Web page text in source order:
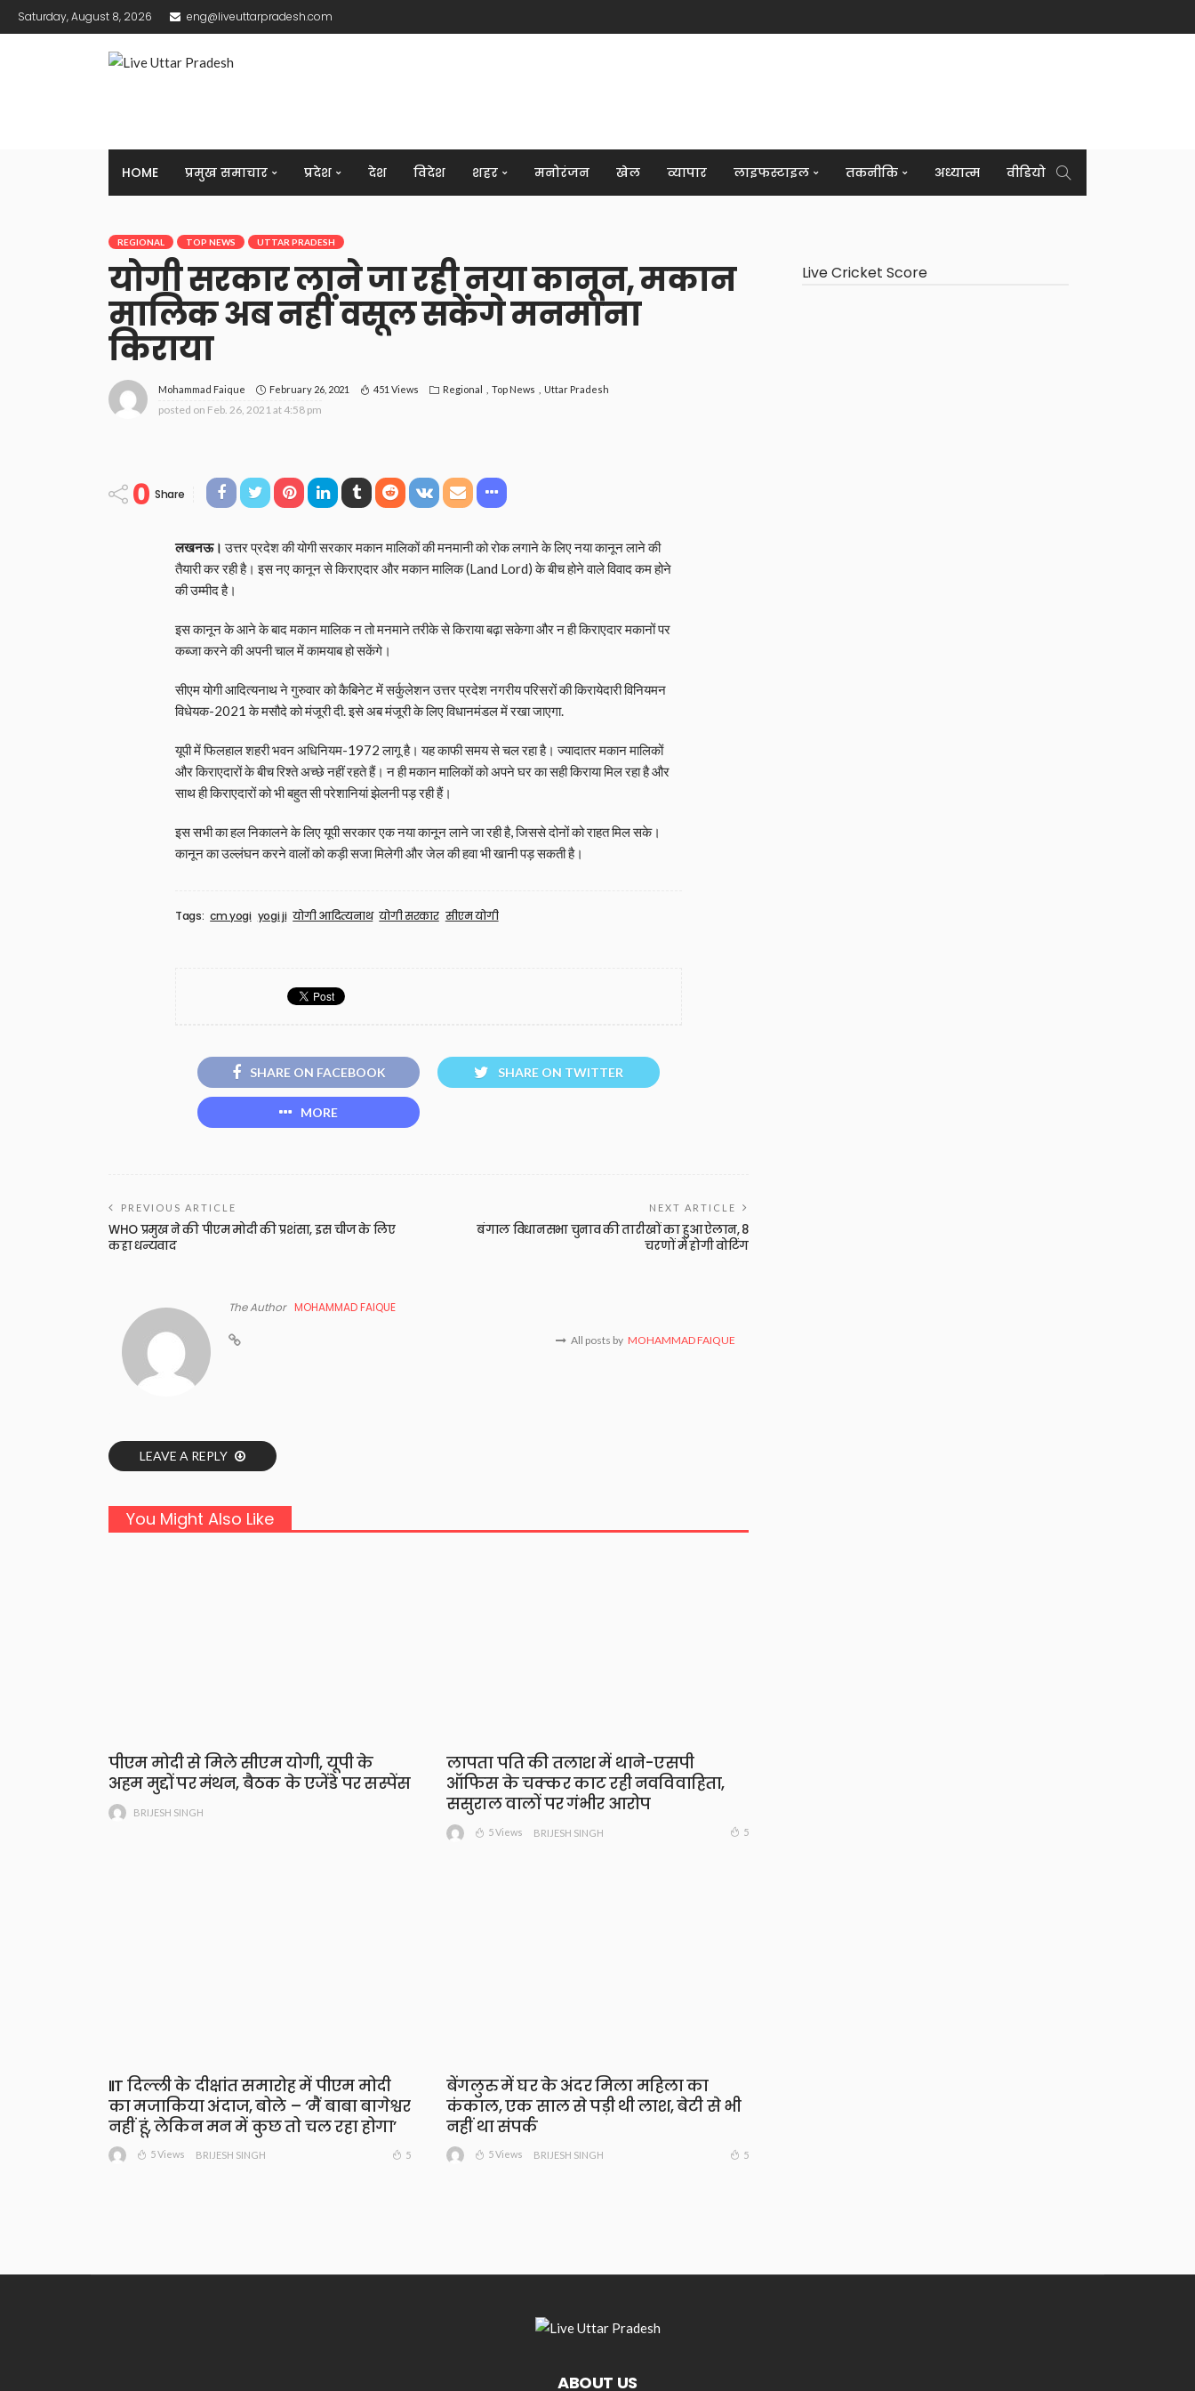
Saturday, August 8, 2026 eng@liveuttarpradesh.com
HOME प्रमुख समाचार प्रदेश देश विदेश शहर मनोरंजन खेल व्यापार लाइफस्टाइल तकनीकि अध्यात्म वीडियो
REGIONAL TOP NEWS UTTAR PRADESH
योगी सरकार लाने जा रही नया कानून, मकान
मालिक अब नहीं वसूल सकेंगे मनमाना
किराया
Mohammad Faique February 26, 2021 451 Views Regional Top News Uttar Pradesh
posted on Feb. 26, 2021 at 4:58 pm
0 Share
लखनऊ। उत्तर प्रदेश की योगी सरकार मकान मालिकों की मनमानी को रोक लगाने के लिए नया कानून लाने की
तैयारी कर रही है। इस नए कानून से किराएदार और मकान मालिक (Land Lord) के बीच होने वाले विवाद कम होने
की उम्मीद है।
इस कानून के आने के बाद मकान मालिक न तो मनमाने तरीके से किराया बढ़ा सकेगा और न ही किराएदार मकानों पर
कब्जा करने की अपनी चाल में कामयाब हो सकेंगे।
सीएम योगी आदित्यनाथ ने गुरुवार को कैबिनेट में सर्कुलेशन उत्तर प्रदेश नगरीय परिसरों की किरायेदारी विनियमन
विधेयक-2021 के मसौदे को मंजूरी दी. इसे अब मंजूरी के लिए विधानमंडल में रखा जाएगा.
यूपी में फिलहाल शहरी भवन अधिनियम-1972 लागू है। यह काफी समय से चल रहा है। ज्यादातर मकान मालिकों
और किराएदारों के बीच रिश्ते अच्छे नहीं रहते हैं। न ही मकान मालिकों को अपने घर का सही किराया मिल रहा है और
साथ ही किराएदारों को भी बहुत सी परेशानियां झेलनी पड़ रही हैं।
इस सभी का हल निकालने के लिए यूपी सरकार एक नया कानून लाने जा रही है, जिससे दोनों को राहत मिल सके।
कानून का उल्लंघन करने वालों को कड़ी सजा मिलेगी और जेल की हवा भी खानी पड़ सकती है।
Tags: cm yogi yogi ji योगी आदित्यनाथ योगी सरकार सीएम योगी
SHARE ON FACEBOOK SHARE ON TWITTER
MORE
PREVIOUS ARTICLE
WHO प्रमुख ने की पीएम मोदी की प्रशंसा, इस चीज के लिए
कहा धन्यवाद
NEXT ARTICLE
बंगाल विधानसभा चुनाव की तारीखों का हुआ ऐलान, 8
चरणों में होगी वोटिंग
The Author MOHAMMAD FAIQUE
All posts by MOHAMMAD FAIQUE
LEAVE A REPLY
You Might Also Like
पीएम मोदी से मिले सीएम योगी, यूपी के
अहम मुद्दों पर मंथन, बैठक के एजेंडे पर सस्पेंस
BRIJESH SINGH
लापता पति की तलाश में थाने-एसपी
ऑफिस के चक्कर काट रही नवविवाहिता,
ससुराल वालों पर गंभीर आरोप
5 Views BRIJESH SINGH 5
IIT दिल्ली के दीक्षांत समारोह में पीएम मोदी
का मजाकिया अंदाज, बोले – ‘मैं बाबा बागेश्वर
नहीं हूं, लेकिन मन में कुछ तो चल रहा होगा’
5 Views BRIJESH SINGH 5
बेंगलुरु में घर के अंदर मिला महिला का
कंकाल, एक साल से पड़ी थी लाश, बेटी से भी
नहीं था संपर्क
5 Views BRIJESH SINGH 5
Live Cricket Score
ABOUT US